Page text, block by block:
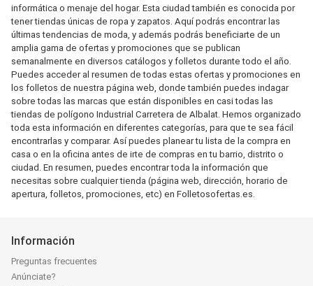
informática o menaje del hogar. Esta ciudad también es conocida por
tener tiendas únicas de ropa y zapatos. Aquí podrás encontrar las
últimas tendencias de moda, y además podrás beneficiarte de un
amplia gama de ofertas y promociones que se publican
semanalmente en diversos catálogos y folletos durante todo el año.
Puedes acceder al resumen de todas estas ofertas y promociones en
los folletos de nuestra página web, donde también puedes indagar
sobre todas las marcas que están disponibles en casi todas las
tiendas de polígono Industrial Carretera de Albalat. Hemos organizado
toda esta información en diferentes categorías, para que te sea fácil
encontrarlas y comparar. Así puedes planear tu lista de la compra en
casa o en la oficina antes de irte de compras en tu barrio, distrito o
ciudad. En resumen, puedes encontrar toda la información que
necesitas sobre cualquier tienda (página web, dirección, horario de
apertura, folletos, promociones, etc) en Folletosofertas.es.
Información
Preguntas frecuentes
Anúnciate?